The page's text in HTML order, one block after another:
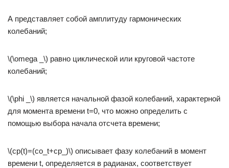
А представляет собой амплитуду гармонических
колебаний;
\(\omega _\) равно циклической или круговой частоте
колебаний;
\(\phi _\) является начальной фазой колебаний, характерной
для момента времени t=0, что можно определить с
помощью выбора начала отсчета времени;
\(cp(t)=(co_t+cp_)\) описывает фазу колебаний в момент
времени t, определяется в радианах, соответствует